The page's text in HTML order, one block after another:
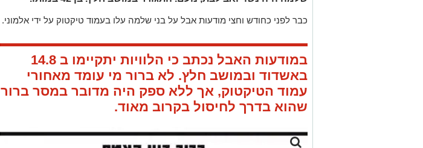
כבר לפני כחודש וחצי מודעות אבל על בני שלמה עלו בעמוד טיקטוק על ידי אלמוני.
במודעות האבל נכתב כי הלוויות יתקיימו ב 14.8
באשדוד ובמושב חלץ. לא ברור מי עומד מאחורי
עמוד הטיקטוק, אך ללא ספק היה מדובר במסר ברור
שהוא בדרך לחיסול בקרוב מאוד.